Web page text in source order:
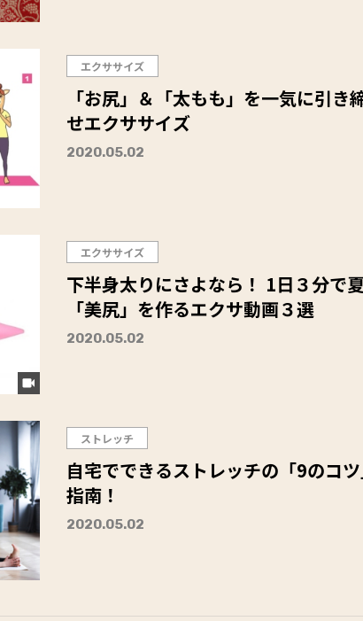
エクササイズ
「お尻」＆「太もも」を一気に引き
せエクササイズ
2020.05.02
エクササイズ
下半身太りにさよなら！ 1日３分で
「美尻」を作るエクサ動画３選
2020.05.02
ストレッチ
自宅でできるストレッチの「9のコ
指南！
2020.05.02